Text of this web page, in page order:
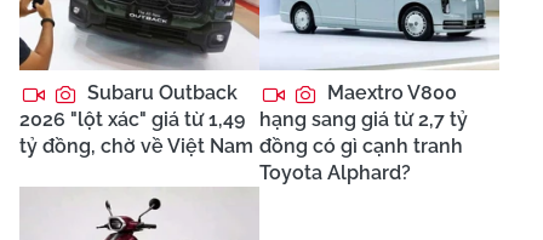
Subaru Outback
2026 "lột xác" giá từ 1,49
tỷ đồng, chờ về Việt Nam
Maextro V800
hạng sang giá từ 2,7 tỷ
đồng có gì cạnh tranh
Toyota Alphard?